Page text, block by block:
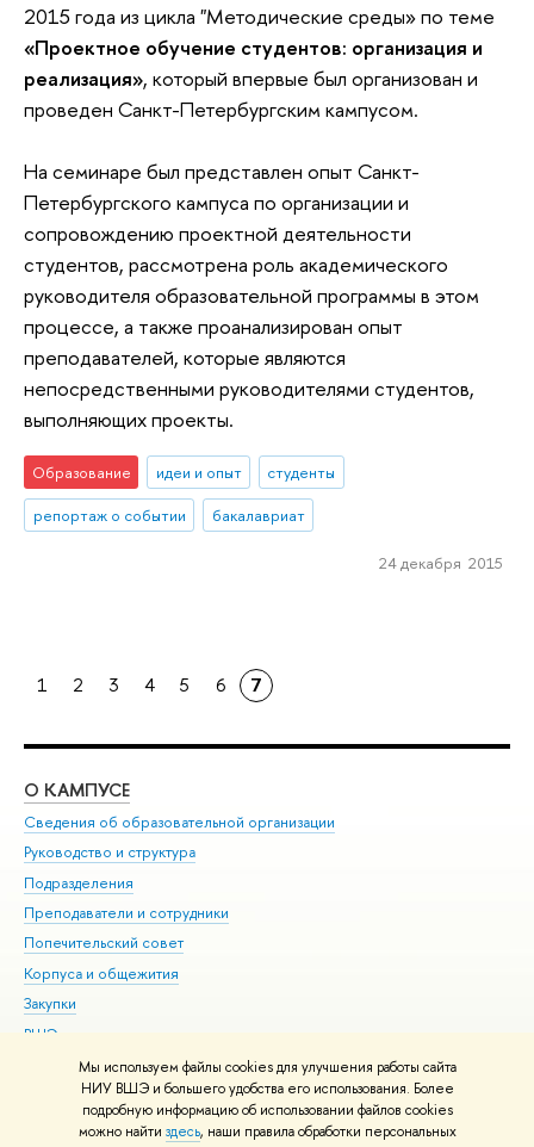
Мы используем файлы cookies для улучшения работы сайта
НИУ ВШЭ и большего удобства его использования. Более
подробную информацию об использовании файлов cookies
можно найти здесь, наши правила обработки персональных
2015 года из цикла "Методические среды» по теме
«Проектное обучение студентов: организация и
реализация», который впервые был организован и
проведен Санкт-Петербургским кампусом.
На семинаре был представлен опыт Санкт-
Петербургского кампуса по организации и
сопровождению проектной деятельности
студентов, рассмотрена роль академического
руководителя образовательной программы в этом
процессе, а также проанализирован опыт
преподавателей, которые являются
непосредственными руководителями студентов,
выполняющих проекты.
Образование идеи и опыт
студенты
репортаж о событии
бакалавриат
24 декабря 2015
1 2 3 4 5 6 7
О КАМПУСЕ
Сведения об образовательной организации
Руководство и структура
Подразделения
Преподаватели и сотрудники
Попечительский совет
Корпуса и общежития
Закупки
ВШЭ для студентов с ограниченными возможностями
здоровья и инвалидностью
Версия для слабовидящих
Единая платежная страница